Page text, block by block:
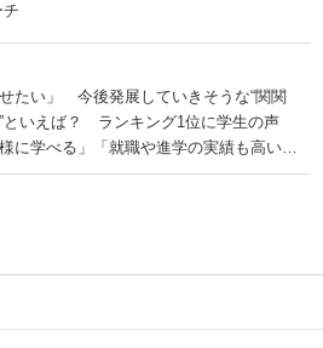
せたい」 今後発展していきそうな“関関
といえば？ ランキング1位に学生の声
に学べる」「就職や進学の実績も高い」